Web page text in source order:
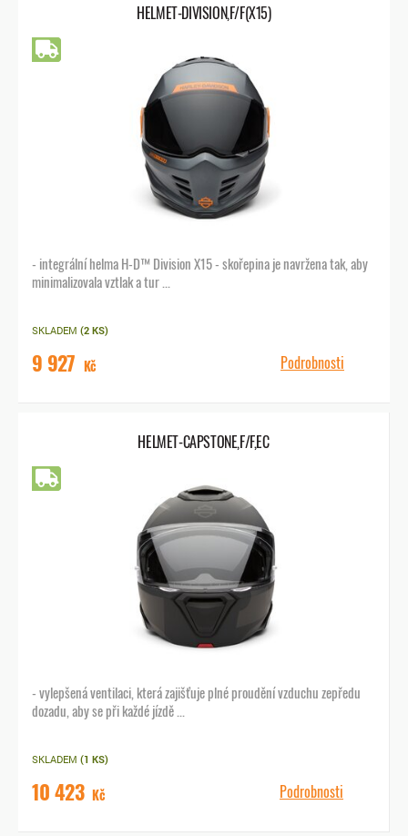
HELMET-DIVISION,F/F(X15)
Doprava zdarma
- integrální helma H-D™ Division X15 - skořepina je navržena tak, aby
minimalizovala vztlak a tur ...
SKLADEM (2 KS)
9 927 Kč Podrobnosti
HELMET-CAPSTONE,F/F,EC
Doprava zdarma
- vylepšená ventilaci, která zajišťuje plné proudění vzduchu zepředu
SKLADEM (1 KS)
10 423 Kč Podrobnosti